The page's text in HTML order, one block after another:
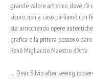
grande valore artistico, dove
sicuro, non a caso parliamo con
sta arricchendo opere
grafica e la pittura possono
Renè Migliaccio Maestro d’Arte
… Dear Silvio after seeing